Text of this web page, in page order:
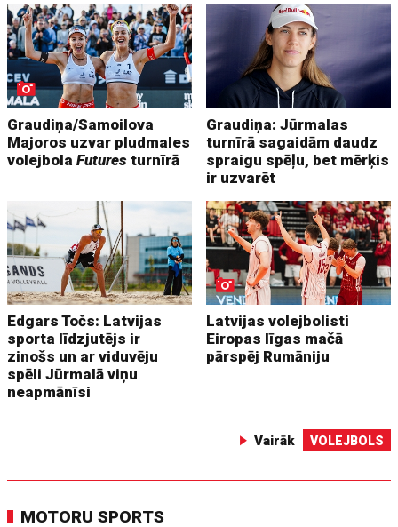
Graudiņa/Samoilova
Majoros uzvar pludmales
volejbolaFutures turnīrā
Graudiņa: Jūrmalas
turnīrā sagaidām daudz
spraigu spēļu, bet mērķis
ir uzvarēt
Edgars Točs: Latvijas
sporta līdzjutējs ir
zinošs un ar viduvēju
spēli Jūrmalā viņu
neapmānīsi
Latvijas volejbolisti
Eiropas līgas mačā
pārspēj Rumāniju
Vairāk VOLEJBOLS
MOTORU SPORTS